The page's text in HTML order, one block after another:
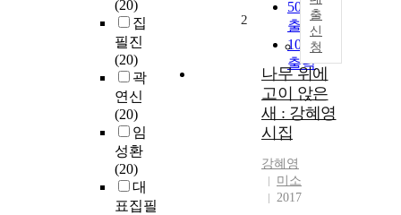
(20)
집
필진
(20)
곽
연신
(20)
임
성환
(20)
대
표집필
50개씩
출력
100개씩
출력
출
신
청
2
나무 위에
고이 앉은
새 : 강혜영
시집
강혜영
미소
2017